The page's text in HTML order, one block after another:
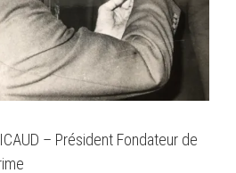
– Président Fondateur de